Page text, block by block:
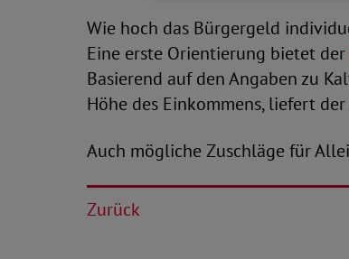
Wie hoch das Bürgergeld
Eine erste Orientierung bietet der
Basierend auf den Angaben zu
Höhe des Einkommens, liefert
Auch mögliche Zuschläge für
Zurück